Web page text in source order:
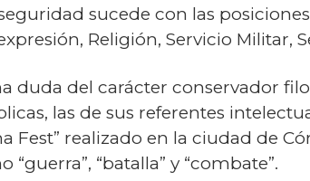
sucede con las
Religión, Servicio Militar,
duda del carácter conservador
las de sus referentes
Fest” realizado en la ciudad de
“batalla” y “combate”.